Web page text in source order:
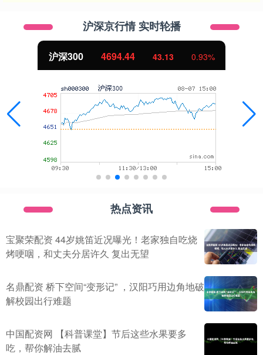
沪深京行情 实时轮播
北证50 1134.24 11.37 1.01%
热点资讯
宝聚荣配资 44岁姚笛近况曝光！老家独自吃烧
烤哽咽，和丈夫分居许久 复出无望
名鼎配资 桥下空间“变形记” ，汉阳巧用边角地破
解校园出行难题
中国配资网 【科普课堂】节后这些水果要多
吃，帮你解油去腻